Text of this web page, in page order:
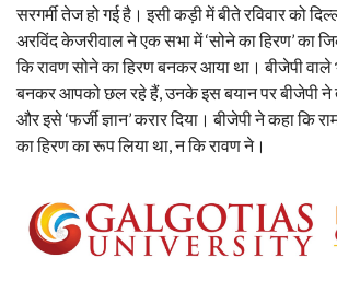
सरगर्मी तेज हो गई है। इसी कड़ी में बीते रविवार को
अरविंद केजरीवाल ने एक सभा में ‘सोने का हिरण’ का
कि रावण सोने का हिरण बनकर आया था। बीजेपी वाले
बनकर आपको छल रहे हैं, उनके इस बयान पर बीजेपी ने
और इसे ‘फर्जी ज्ञान’ करार दिया। बीजेपी ने कहा कि
का हिरण का रूप लिया था, न कि रावण ने।